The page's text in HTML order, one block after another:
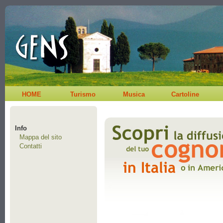
HOME Turismo Musica Cartoline
Info
Mappa del sito
Contatti